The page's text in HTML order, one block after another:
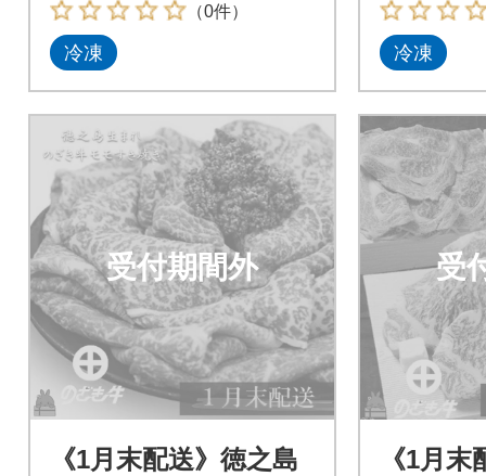
（0件）
冷凍 冷凍
受付期間外
《1月末配送》徳之島
受
《1月